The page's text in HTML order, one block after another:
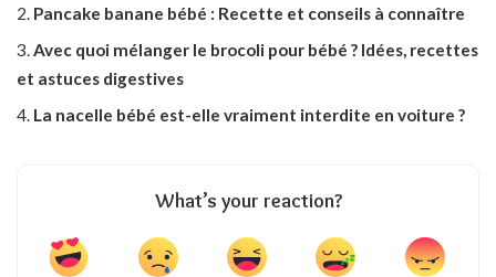
Pancake banane bébé : Recette et conseils à connaître
Avec quoi mélanger le brocoli pour bébé ? Idées, recettes
et astuces digestives
La nacelle bébé est-elle vraiment interdite en voiture ?
What’s your reaction?